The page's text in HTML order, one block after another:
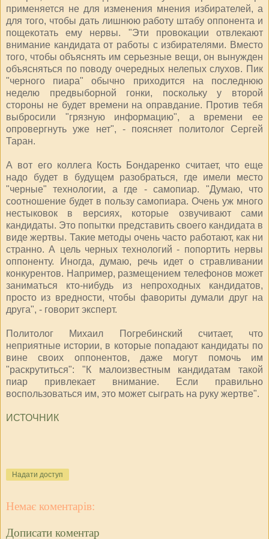
применяется не для изменения мнения избирателей, а
для того, чтобы дать лишнюю работу штабу оппонента и
пощекотать ему нервы. "Эти провокации отвлекают
внимание кандидата от работы с избирателями. Вместо
того, чтобы объяснять им серьезные вещи, он вынужден
объясняться по поводу очередных нелепых слухов. Пик
"черного пиара" обычно приходится на последнюю
неделю предвыборной гонки, поскольку у второй
стороны не будет времени на оправдание. Против тебя
выбросили "грязную информацию", а времени ее
опровергнуть уже нет", - поясняет политолог Сергей
Таран.
А вот его коллега Кость Бондаренко считает, что еще
надо будет в будущем разобраться, где имели место
"черные" технологии, а где - самопиар. "Думаю, что
соотношение будет в пользу самопиара. Очень уж много
нестыковок в версиях, которые озвучивают сами
кандидаты. Это попытки представить своего кандидата в
виде жертвы. Такие методы очень часто работают, как ни
странно. А цель черных технологий - попортить нервы
оппоненту. Иногда, думаю, речь идет о стравливании
конкурентов. Например, размещением телефонов может
заниматься кто-нибудь из непроходных кандидатов,
просто из вредности, чтобы фавориты думали друг на
друга", - говорит эксперт.
Политолог Михаил Погребинский считает, что
неприятные истории, в которые попадают кандидаты по
вине своих оппонентов, даже могут помочь им
"раскрутиться": "К малоизвестным кандидатам такой
пиар привлекает внимание. Если правильно
воспользоваться им, это может сыграть на руку жертве".
ИСТОЧНИК
Надати доступ
Немає коментарів:
Дописати коментар